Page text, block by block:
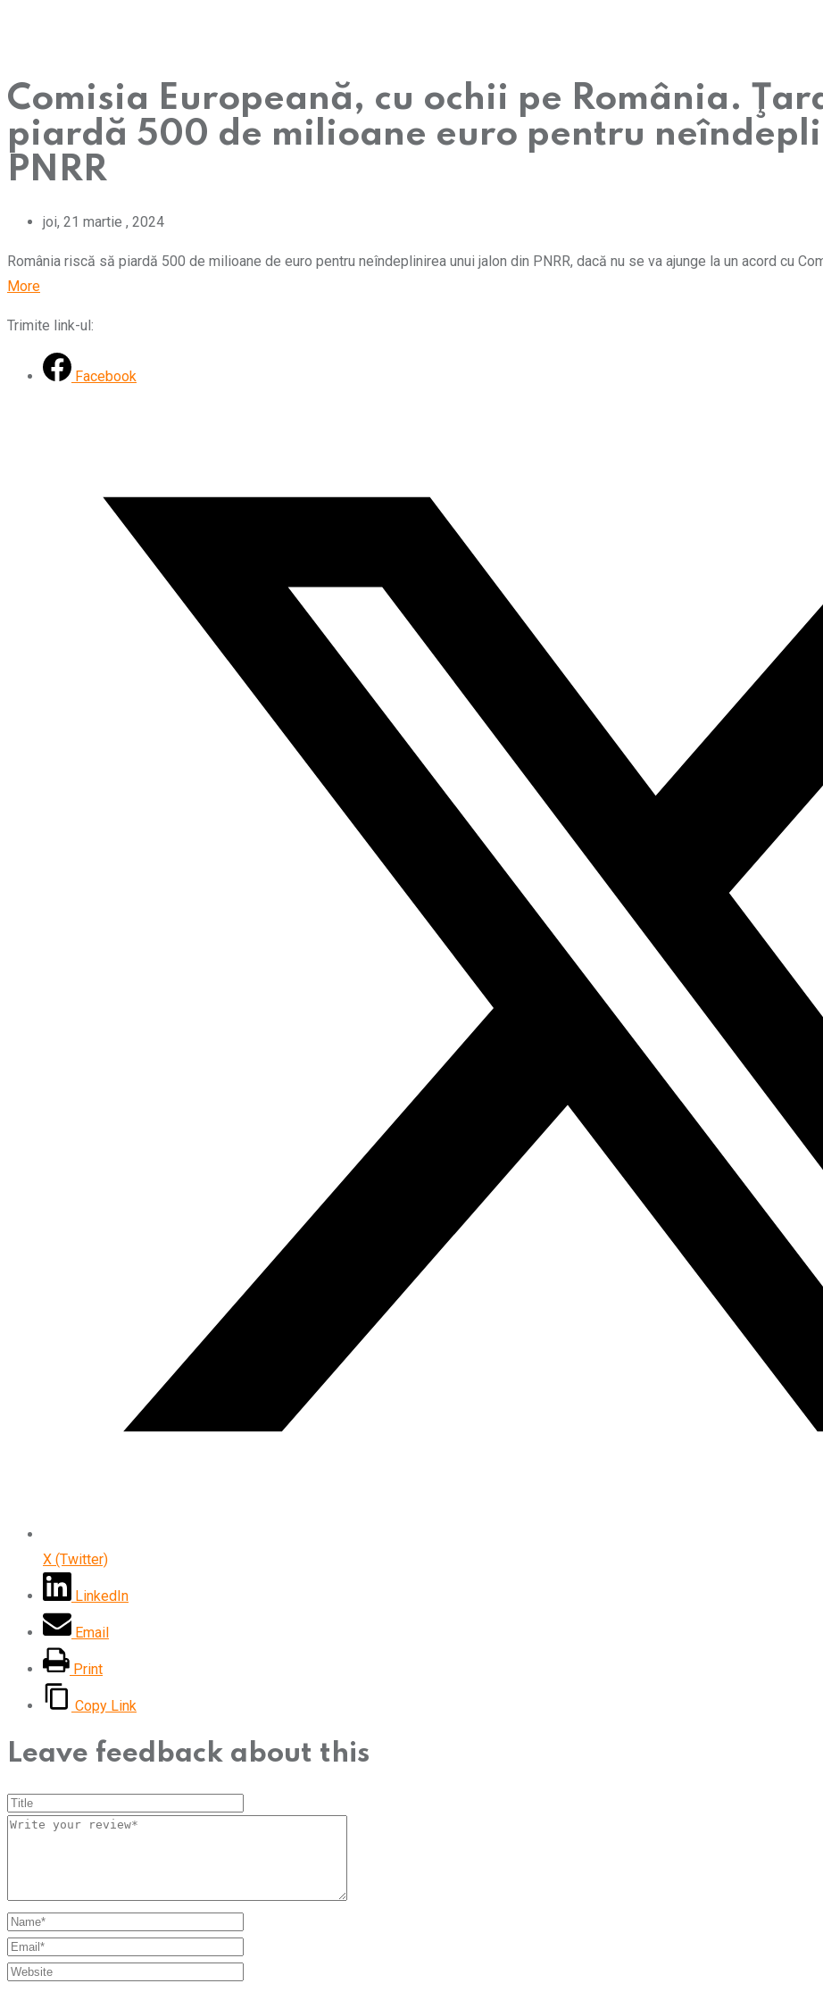
Comisia Europeană, cu ochii pe România.
piardă 500 de milioane euro pentru
PNRR
joi, 21 martie , 2024
România riscă să piardă 500 de milioane de euro pentru neîndeplinirea unui jalon din PNRR, dacă nu se va ajunge la un acord cu
More
Trimite link-ul:
Facebook
X (Twitter)
LinkedIn
Email
Print
Copy Link
Leave feedback about this